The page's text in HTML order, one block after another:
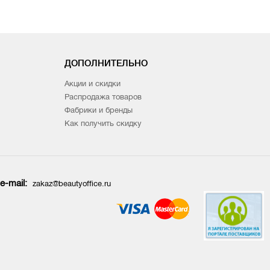
ДОПОЛНИТЕЛЬНО
Акции и скидки
Распродажа товаров
Фабрики и бренды
Как получить скидку
e-mail: zakaz@beautyoffice.ru